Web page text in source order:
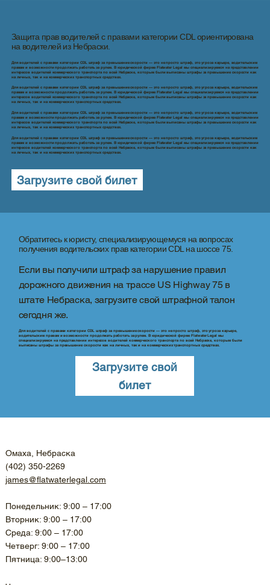
Защита прав водителей с правами категории CDL ориентирована
на водителей из Небраски.
Для водителей с правами категории CDL штраф за превышение скорости — это не просто штраф, это угроза карьере, водительским
правам и возможности продолжать работать за рулем. В юридической фирме Flatwater Legal мы специализируемся на представлении
интересов водителей коммерческого транспорта по всей Небраске, которым были выписаны штрафы за превышение скорости как
на личных, так и на коммерческих транспортных средствах.
Для водителей с правами категории CDL штраф за превышение скорости — это не просто штраф, это угроза карьере, водительским
правам и возможности продолжать работать за рулем. В юридической фирме Flatwater Legal мы специализируемся на представлении
интересов водителей коммерческого транспорта по всей Небраске, которым были выписаны штрафы за превышение скорости как
на личных, так и на коммерческих транспортных средствах.
Загрузите свой билет
Для водителей с правами категории CDL штраф за превышение скорости — это не просто штраф, это угроза карьере, водительским
правам и возможности продолжать работать за рулем. В юридической фирме Flatwater Legal мы специализируемся на представлении
интересов водителей коммерческого транспорта по всей Небраске, которым были выписаны штрафы за превышение скорости как
на личных, так и на коммерческих транспортных средствах.
Для водителей с правами категории CDL штраф за превышение скорости — это не просто штраф, это угроза карьере, водительским
правам и возможности продолжать работать за рулем. В юридической фирме Flatwater Legal мы специализируемся на представлении
интересов водителей коммерческого транспорта по всей Небраске, которым были выписаны штрафы за превышение скорости как
на личных, так и на коммерческих транспортных средствах.
Обратитесь к юристу, специализирующемуся на вопросах
получения водительских прав категории CDL на шоссе 75.
Если вы получили штраф за нарушение правил
дорожного движения на трассе US Highway 75 в
штате Небраска, загрузите свой штрафной талон
сегодня же.
Для водителей с правами категории CDL штраф за превышение скорости — это не просто штраф, это угроза карьере,
водительским правам и возможности продолжать работать за рулем. В юридической фирме Flatwater Legal мы
специализируемся на представлении интересов водителей коммерческого транспорта по всей Небраске, которым были
выписаны штрафы за превышение скорости как на личных, так и на коммерческих транспортных средствах.
Загрузите свой
билет
Омаха, Небраска
(402) 350-2269
james@flatwaterlegal.com
Понедельник: 9:00 – 17:00
Вторник: 9:00 – 17:00
Среда: 9:00 – 17:00
Четверг: 9:00 – 17:00
Пятница: 9:00–13:00